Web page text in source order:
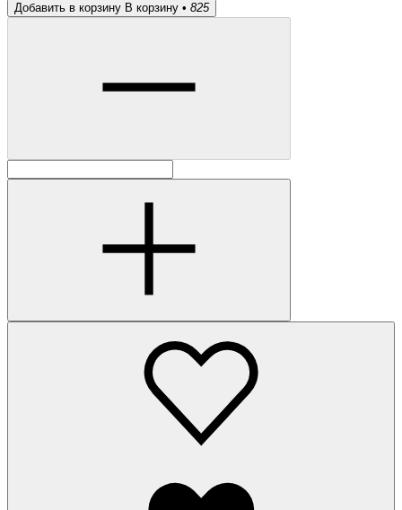
Добавить в корзину В корзину • 825